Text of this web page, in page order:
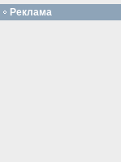
Реклама